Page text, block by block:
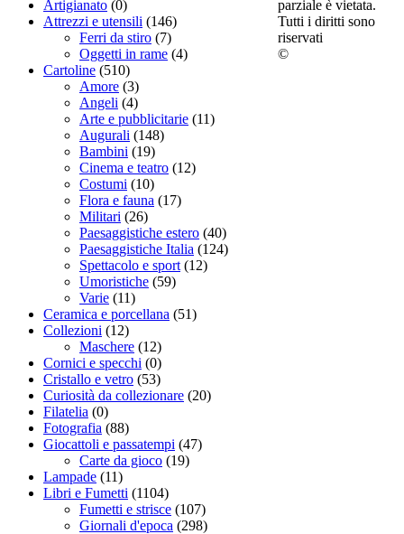
Artigianato (0)
Attrezzi e utensili (146)
Ferri da stiro (7)
Oggetti in rame (4)
Cartoline (510)
Amore (3)
Angeli (4)
Arte e pubblicitarie (11)
Augurali (148)
Bambini (19)
Cinema e teatro (12)
Costumi (10)
Flora e fauna (17)
Militari (26)
Paesaggistiche estero (40)
Paesaggistiche Italia (124)
Spettacolo e sport (12)
Umoristiche (59)
Varie (11)
Ceramica e porcellana (51)
Collezioni (12)
Maschere (12)
Cornici e specchi (0)
Cristallo e vetro (53)
Curiosità da collezionare (20)
Filatelia (0)
Fotografia (88)
Giocattoli e passatempi (47)
Carte da gioco (19)
Lampade (11)
Libri e Fumetti (1104)
Fumetti e strisce (107)
Giornali d'epoca (298)
parziale è vietata.
Tutti i diritti sono
riservati
©